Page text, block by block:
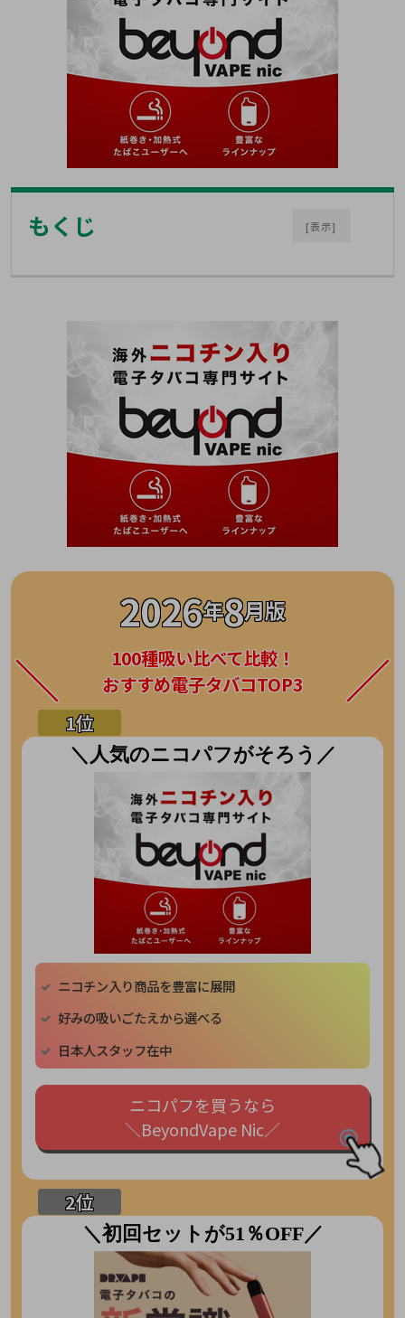
もくじ [表示]
2026年8月版
100種吸い比べて比較！
おすすめ電子タバコTOP3
＼人気のニコパフがそろう／
ニコチン入り商品を豊富に展開
好みの吸いごたえから選べる
日本人スタッフ在中
ニコパフを買うなら
＼BeyondVape Nic／
＼初回セットが51％OFF／